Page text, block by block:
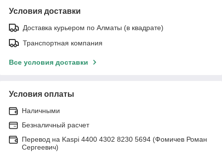
Условия доставки
Доставка курьером по Алматы (в квадрате)
Транспортная компания
Все условия доставки
Условия оплаты
Наличными
Безналичный расчет
Перевод на Kaspi 4400 4302 8230 5694 (Фомичев Роман
Сергеевич)